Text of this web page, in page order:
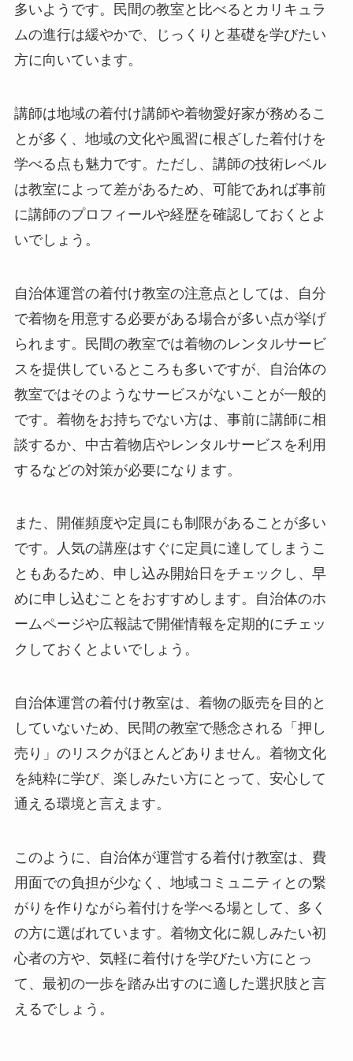
多いようです。民間の教室と比べるとカリキュラ
ムの進行は緩やかで、じっくりと基礎を学びたい
方に向いています。
講師は地域の着付け講師や着物愛好家が務めるこ
とが多く、地域の文化や風習に根ざした着付けを
学べる点も魅力です。ただし、講師の技術レベル
は教室によって差があるため、可能であれば事前
に講師のプロフィールや経歴を確認しておくとよ
いでしょう。
自治体運営の着付け教室の注意点としては、自分
で着物を用意する必要がある場合が多い点が挙げ
られます。民間の教室では着物のレンタルサービ
スを提供しているところも多いですが、自治体の
教室ではそのようなサービスがないことが一般的
です。着物をお持ちでない方は、事前に講師に相
談するか、中古着物店やレンタルサービスを利用
するなどの対策が必要になります。
また、開催頻度や定員にも制限があることが多い
です。人気の講座はすぐに定員に達してしまうこ
ともあるため、申し込み開始日をチェックし、早
めに申し込むことをおすすめします。自治体のホ
ームページや広報誌で開催情報を定期的にチェッ
クしておくとよいでしょう。
自治体運営の着付け教室は、着物の販売を目的と
していないため、民間の教室で懸念される「押し
売り」のリスクがほとんどありません。着物文化
を純粋に学び、楽しみたい方にとって、安心して
通える環境と言えます。
このように、自治体が運営する着付け教室は、費
用面での負担が少なく、地域コミュニティとの繋
がりを作りながら着付けを学べる場として、多く
の方に選ばれています。着物文化に親しみたい初
心者の方や、気軽に着付けを学びたい方にとっ
て、最初の一歩を踏み出すのに適した選択肢と言
えるでしょう。